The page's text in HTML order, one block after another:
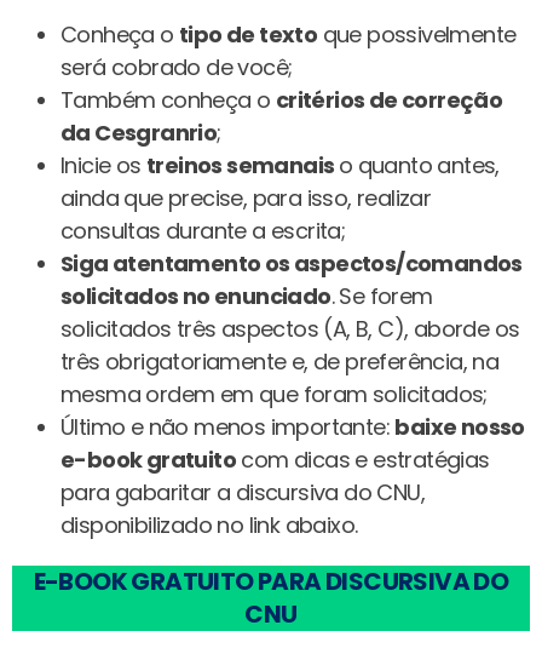
Conheça o tipo de texto que possivelmente
será cobrado de você;
Também conheça o critérios de correção
da Cesgranrio;
Inicie os treinos semanais o quanto antes,
ainda que precise, para isso, realizar
consultas durante a escrita;
Siga atentamento os aspectos/comandos
solicitados no enunciado. Se forem
solicitados três aspectos (A, B, C), aborde os
três obrigatoriamente e, de preferência, na
mesma ordem em que foram solicitados;
Último e não menos importante: baixe nosso
e-book gratuito com dicas e estratégias
para gabaritar a discursiva do CNU,
disponibilizado no link abaixo.
E-BOOK GRATUITO PARA DISCURSIVA DO
CNU